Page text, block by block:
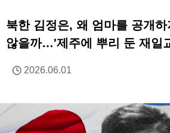
북한 김정은, 왜 엄마를 공개하
않을까…'제주에 뿌리 둔 재일
2026.06.01